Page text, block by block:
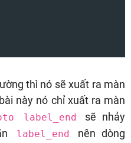
thì nó sẽ xuất ra màn
này nó chỉ xuất ra màn
label_end
sẽ nhảy
label_end nên dòng